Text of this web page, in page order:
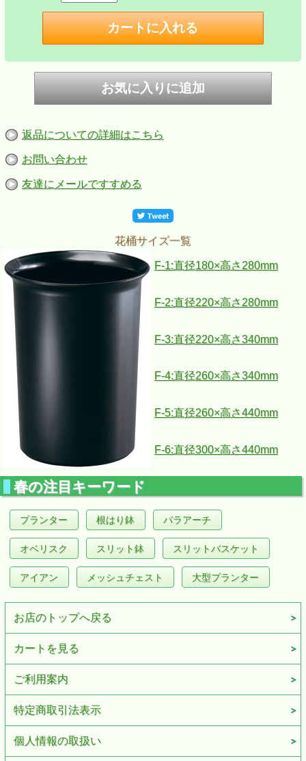
返品についての詳細はこちら
お問い合わせ
友達にメールですすめる
花桶サイズ一覧
F-1:直径180×高さ280mm
F-2:直径220×高さ280mm
F-3:直径220×高さ340mm
F-4:直径260×高さ340mm
F-5:直径260×高さ440mm
F-6:直径300×高さ440mm
春の注目キーワード
プランター 根はり鉢 バラアーチ
オベリスク スリット鉢 スリットバスケット
アイアン メッシュチェスト 大型プランター
お店のトップへ戻る
カートを見る
ご利用案内
特定商取引法表示
個人情報の取扱い